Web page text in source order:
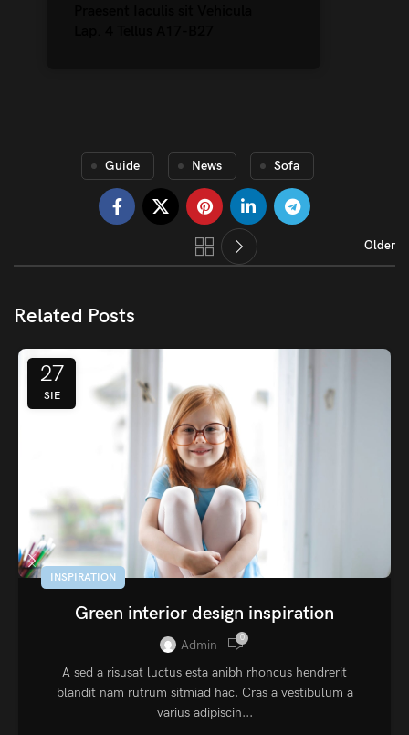
Guide News Sofa
Older
Related Posts
27
SIE
INSPIRATION
Green interior design inspiration
Admin 0
A sed a risusat luctus esta anibh rhoncus hendrerit
blandit nam rutrum sitmiad hac. Cras a vestibulum a
varius adipiscin...